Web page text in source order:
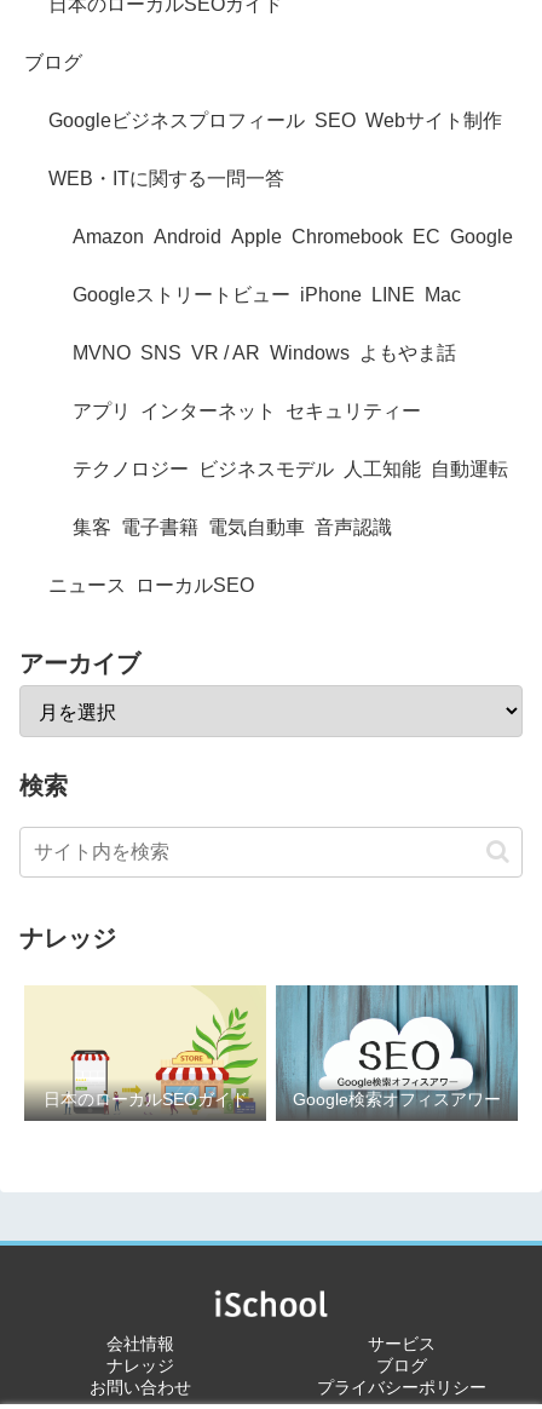
ブログ
Googleビジネスプロフィール SEO Webサイト制作
WEB・ITに関する一問一答
Amazon Android Apple Chromebook EC Google
Googleストリートビュー iPhone LINE Mac
MVNO SNS VR / AR Windows よもやま話
アプリ インターネット セキュリティー
テクノロジー ビジネスモデル 人工知能 自動運転
集客 電子書籍 電気自動車 音声認識
ニュース ローカルSEO
アーカイブ
検索
ナレッジ
日本のローカルSEOガイド Google検索オフィスアワー
会社情報
サービス
ナレッジ
ブログ
お問い合わせ
プライバシーポリシー